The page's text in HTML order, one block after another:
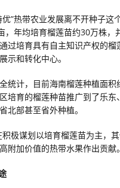
优”热带农业发展离不开种子这
，年均培育榴莲苗约30万株，
过培育具有自主知识产权的
示和转化中心。
统计，目前海南榴莲种植面
培育的榴莲种苗推广到了乐
北部甚至省外种植。
积极谋划以培育榴莲苗为主，
附加价值的热带水果作出贡献